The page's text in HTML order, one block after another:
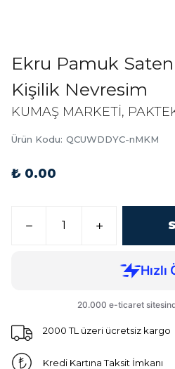
Ekru Pamuk
Kişilik Nevresim
KUMAŞ MARKETİ,
Ürün Kodu: QCUWDDYC-nMKM
₺ 0.00
2000 TL üzeri ücretsiz kargo
Kredi Kartına Taksit İmkanı